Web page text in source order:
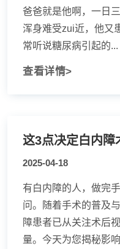
爸爸就是他啊，一日
浑身难受zui近，他又
常听说糖尿病引起的...
查看详情>
这3点决定白内障
2025-04-18
有白内障的人，做完
问。随着手术的普及
障患者已从关注术后
量。今天为您揭秘影